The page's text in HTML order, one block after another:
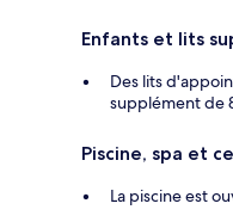
Enfants et lits
Des lits
supplément de
Piscine, spa et
La piscine est